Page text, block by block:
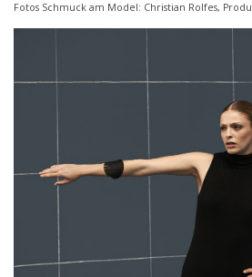
Fotos Schmuck am Model: Christian Rolfes,